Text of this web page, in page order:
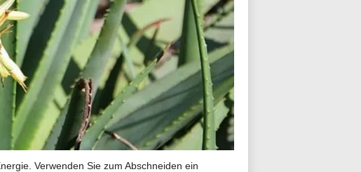
Verwenden Sie zum Abschneiden ein